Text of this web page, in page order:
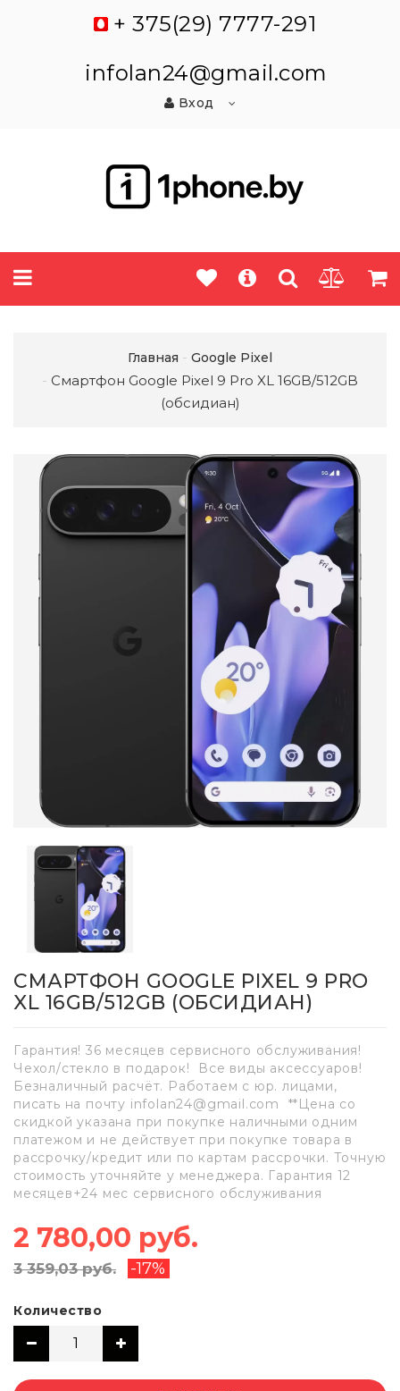
+ 375(29) 7777-291
infolan24@gmail.com
Вход
Главная Google Pixel
Смартфон Google Pixel 9 Pro XL 16GB/512GB
(обсидиан)
СМАРТФОН GOOGLE PIXEL 9 PRO
XL 16GB/512GB (ОБСИДИАН)
Гарантия! 36 месяцев сервисного обслуживания!
Чехол/стекло в подарок! Все виды аксессуаров!
Безналичный расчёт. Работаем с юр. лицами,
писать на почту infolan24@gmail.com **Цена со
скидкой указана при покупке наличными одним
платежом и не действует при покупке товара в
рассрочку/кредит или по картам рассрочки. Точную
стоимость уточняйте у менеджера. Гарантия 12
месяцев+24 мес сервисного обслуживания
2 780,00 руб.
3 359,03 руб. -17%
Количество